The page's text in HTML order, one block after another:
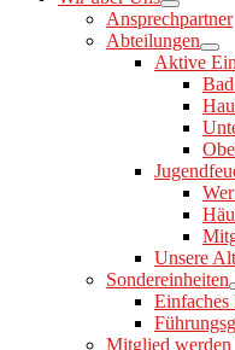
Ansprechpartner
Abteilungen
Aktive
Unsere
Sondereinheiten
Mitglied werden